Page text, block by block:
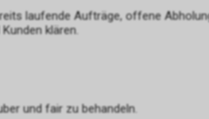
laufende Aufträge, offene
klären.
und fair zu behandeln.